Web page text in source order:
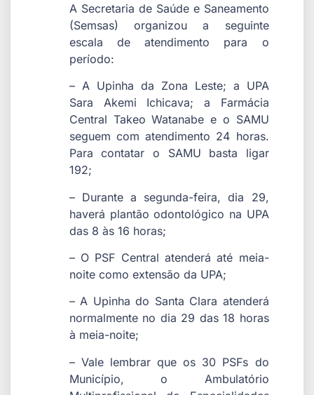
A Secretaria de Saúde e Saneamento
(Semsas) organizou a seguinte
escala de atendimento para o
período:
– A Upinha da Zona Leste; a UPA
Sara Akemi Ichicava; a Farmácia
Central Takeo Watanabe e o SAMU
seguem com atendimento 24 horas.
Para contatar o SAMU basta ligar
192;
– Durante a segunda-feira, dia 29,
haverá plantão odontológico na UPA
das 8 às 16 horas;
– O PSF Central atenderá até meia-
noite como extensão da UPA;
– A Upinha do Santa Clara atenderá
normalmente no dia 29 das 18 horas
à meia-noite;
– Vale lembrar que os 30 PSFs do
Município, o Ambulatório